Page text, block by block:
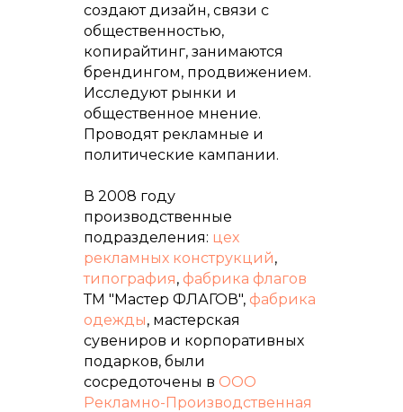
создают дизайн, связи с
общественностью,
копирайтинг, занимаются
брендингом, продвижением.
Исследуют рынки и
общественное мнение.
Проводят рекламные и
политические кампании.
В 2008 году
производственные
подразделения: цех
рекламных конструкций,
типография, фабрика флагов
ТМ "Мастер ФЛАГОВ", фабрика
одежды, мастерская
сувениров и корпоративных
подарков, были
сосредоточены в ООО
Рекламно-Производственная